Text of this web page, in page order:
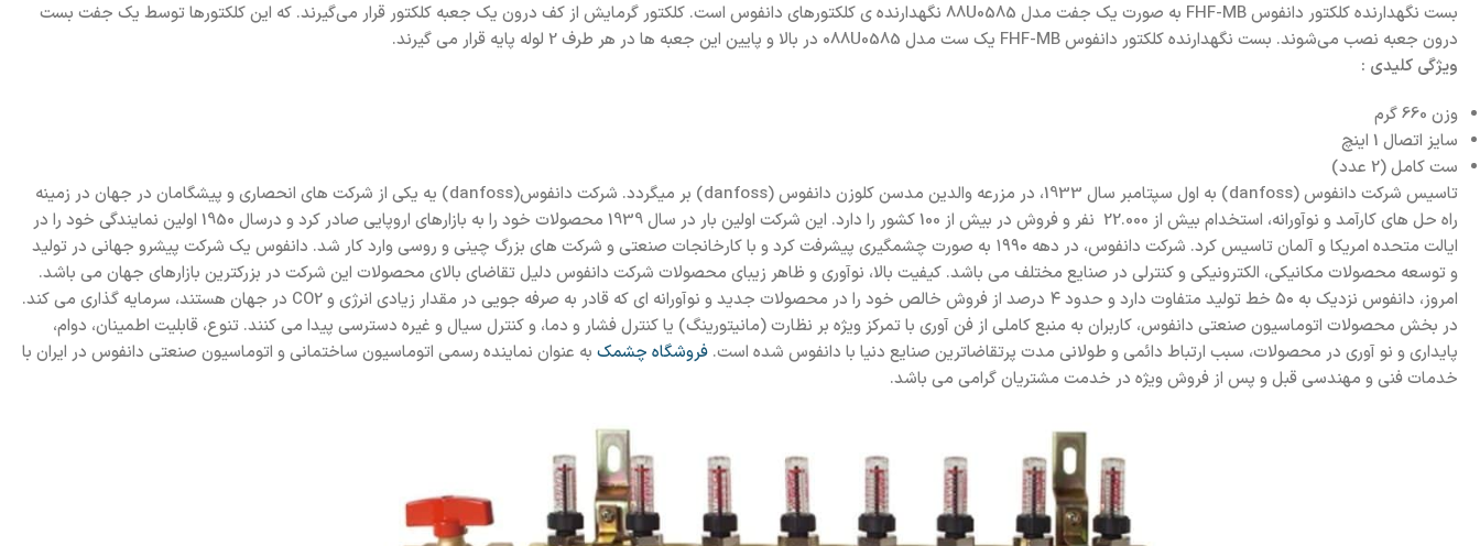
بست نگهدارنده کلکتور دانفوس FHF-MB به صورت یک جفت مدل 88U0585 نگهدارنده ی کلکتورهای دانفوس است. کلکتور گرمایش از کف درون یک جعبه کلکتور قرار می‌گیرند. که این کلکتورها توسط یک جفت بست
درون جعبه نصب می‌شوند. بست نگهدارنده کلکتور دانفوس FHF-MB یک ست مدل 088U0585 در بالا و پایین این جعبه ها در هر طرف 2 لوله پایه قرار می گیرند.
ویژگی کلیدی :
وزن 660 گرم
سایز اتصال 1 اینچ
ست کامل (2 عدد)
تاسیس شرکت دانفوس (danfoss) به اول سپتامبر سال 1933، در مزرعه والدین مدسن کلوزن دانفوس (danfoss) بر میگردد. شرکت دانفوس(danfoss) یه یکی از شرکت های انحصاری و پیشگامان در جهان در زمینه
راه حل های کارآمد و نوآورانه، استخدام بیش از 22.000 نفر و فروش در بیش از 100 کشور را دارد. این شرکت اولین بار در سال 1939 محصولات خود را به بازارهای اروپایی صادر کرد و درسال 1950 اولین نمایندگی خود را در
ایالت متحده امریکا و آلمان تاسیس کرد. شرکت دانفوس، در دهه ۱۹۹۰ به صورت چشمگیری پیشرفت کرد و با کارخانجات صنعتی و شرکت های بزرگ چینی و روسی وارد کار شد. دانفوس يك شركت پیشرو جهاني در تولید
و توسعه محصولات مکانیکی، الکترونیکی و کنترلی در صنایع مختلف می باشد. کیفیت بالا، نوآوری و ظاهر زیبای محصولات شرکت دانفوس دلیل تقاضای بالای محصولات این شرکت در بزرکترین بازارهای جهان می باشد.
امروز، دانفوس نزدیک به ۵۰ خط تولید متفاوت دارد و حدود ۴ درصد از فروش خالص خود را در محصولات جدید و نوآورانه ای که قادر به صرفه جویی در مقدار زیادی انرژی و CO2 در جهان هستند، سرمایه گذاری می کند.
در بخش محصولات اتوماسیون صنعتی دانفوس، کاربران به منبع کاملی از فن آوری با تمرکز ویژه بر نظارت (مانیتورینگ) یا کنترل فشار و دما، و کنترل سیال و غيره دسترسی پیدا می کنند. تنوع، قابلیت اطمینان، دوام،
پایداری و نو آوری در محصولات، سبب ارتباط دائمی و طولانی مدت پرتقاضاترین صنایع دنیا با دانفوس شده است. فروشگاه چشمک به عنوان نماینده رسمی اتوماسیون ساختمانی و اتوماسیون صنعتی دانفوس در ایران با
خدمات فنی و مهندسی قبل و پس از فروش ویژه در خدمت مشتریان گرامی می باشد.